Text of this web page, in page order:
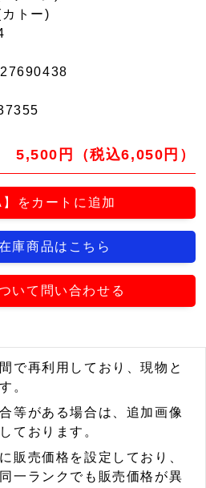
カトー)
5,500円（税込6,050円）
をカートに追加
庫商品はこちら
いて問い合わせる
で再利用しており、現物と
。
等がある場合は、追加画像
ております。
販売価格を設定しており、
一ランクでも販売価格が異